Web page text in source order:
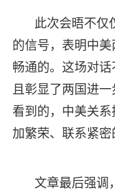
此次会晤不仅
的信号，表明中
畅通的。这场对
且彰显了两国进
看到的，中美关
加繁荣、联系紧密
文章最后强调